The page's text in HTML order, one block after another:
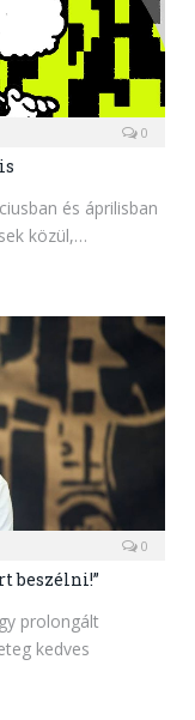
0
és áprilisban
közül,…
0
beszélni!”
prolongált
kedves